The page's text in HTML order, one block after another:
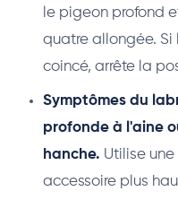
le pigeon profond
quatre allongée. Si
coincé, arrête la
Symptômes du
profonde à l'aine
hanche. Utilise
accessoire plus